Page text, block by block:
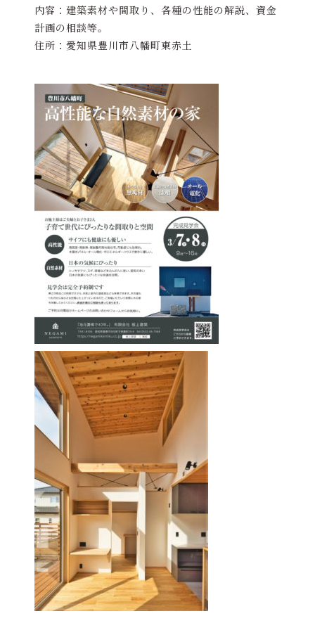
内容：建築素材や間取り、各種の性能の解説、資金
計画の相談等。
住所：愛知県豊川市八幡町東赤土